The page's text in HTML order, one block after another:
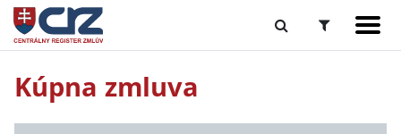
Kúpna zmluva